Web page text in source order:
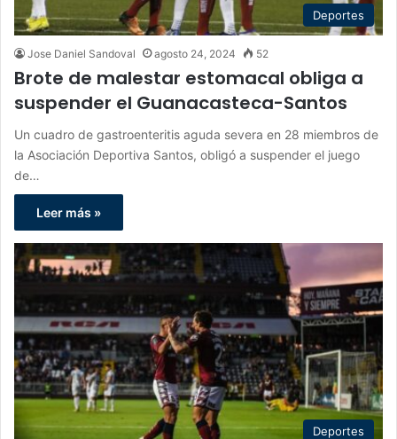
Deportes
Jose Daniel Sandoval agosto 24, 2024 52
Brote de malestar estomacal obliga a
suspender el Guanacasteca-Santos
Un cuadro de gastroenteritis aguda severa en 28 miembros de
la Asociación Deportiva Santos, obligó a suspender el juego
de…
Leer más »
Deportes